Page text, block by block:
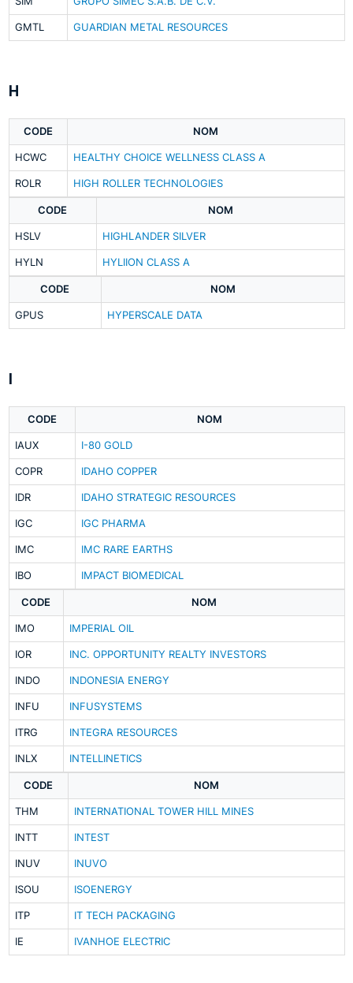
GMTL GUARDIAN METAL RESOURCES
H
CODE NOM
HCWC HEALTHY CHOICE WELLNESS CLASS A
ROLR HIGH ROLLER TECHNOLOGIES
CODE NOM
HSLV HIGHLANDER SILVER
HYLN HYLIION CLASS A
CODE NOM
GPUS HYPERSCALE DATA
I
CODE NOM
IAUX I-80 GOLD
COPR IDAHO COPPER
IDR IDAHO STRATEGIC RESOURCES
IGC IGC PHARMA
IMC IMC RARE EARTHS
IBO IMPACT BIOMEDICAL
CODE NOM
IMO IMPERIAL OIL
IOR INC. OPPORTUNITY REALTY INVESTORS
INDO INDONESIA ENERGY
INFU INFUSYSTEMS
ITRG INTEGRA RESOURCES
INLX INTELLINETICS
CODE NOM
THM INTERNATIONAL TOWER HILL MINES
INTT INTEST
INUV INUVO
ISOU ISOENERGY
ITP IT TECH PACKAGING
IE IVANHOE ELECTRIC